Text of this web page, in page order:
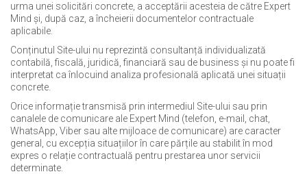
urma unei solicitări concrete, a acceptării acesteia de către Expert
Mind și, după caz, a încheierii documentelor contractuale
aplicabile.
Conținutul Site-ului nu reprezintă consultanță individualizată
contabilă, fiscală, juridică, financiară sau de business și nu poate fi
interpretat ca înlocuind analiza profesională aplicată unei situații
concrete.
Orice informație transmisă prin intermediul Site-ului sau prin
canalele de comunicare ale Expert Mind (telefon, e-mail, chat,
WhatsApp, Viber sau alte mijloace de comunicare) are caracter
general, cu excepția situațiilor în care părțile au stabilit în mod
expres o relație contractuală pentru prestarea unor servicii
determinate.